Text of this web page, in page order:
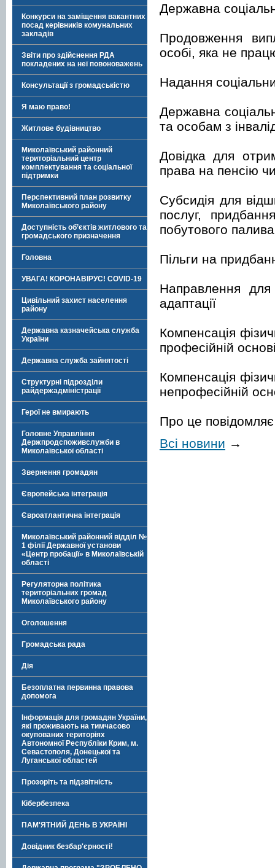
Конкурси на заміщення вакантних
посад керівників комунальних
закладів
Звіти про здійснення РДА
покладених на неї повоноважень
Консультації з громадськістю
Я маю право!
Житлове будівництво
Миколаївський районний
територіальний центр
комплектування та соціальної
підтримки
Перспективний план розвитку
Миколаївського району
Доступність об’єктів житлового та
громадського призначення
Головна
УВАГА! КОРОНАВІРУС! COVID-19
Цивільний захист населення
району
Державна казначейська служба
України
Державна служба зайнятості
Структурні підрозділи
райдержадміністрації
Герої не вмирають
Головне Управління
Держпродспоживслужби в
Миколаївської області
Звернення громадян
Європейська інтеграція
Євроатлантична інтеграція
Миколаївський районний відділ №
1 філії Державної установи
«Центр пробації» в Миколаївській
області
Регуляторна політика
територіальних громад
Миколаївського району
Оголошення
Громадська рада
Дія
Безоплатна первинна правова
допомога
Інформація для громадян України,
які проживають на тимчасово
окупованих територіях
Автономної Республіки Крим, м.
Севастополя, Донецької та
Луганської областей
Прозоріть та підзвітність
Кібербезпека
ПАМ'ЯТНИЙ ДЕНЬ В УКРАЇНІ
Довідник безбар'єрності!
Державна
Продовження
особі, яка не
Надання
Державна
та особам з
Довідка для
права на пенсію
Субсидія для
послуг,
побутового палива
Пільги на
Направлення для
адаптації
Компенсація
професійній
Компенсація
непрофесійній
Про це
Всі новини →